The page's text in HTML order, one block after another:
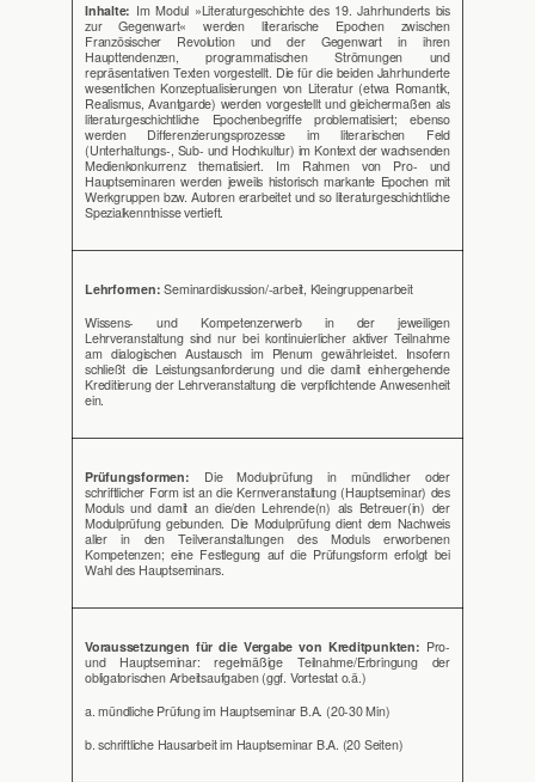
Inhalte: Im Modul »Literaturgeschichte des 19. Jahrhunderts bis
zur Gegenwart« werden literarische Epochen zwischen
Französischer Revolution und der Gegenwart in ihren
Haupttendenzen, programmatischen Strömungen und
repräsentativen Texten vorgestellt. Die für die beiden Jahrhunderte
wesentlichen Konzeptualisierungen von Literatur (etwa Romantik,
Realismus, Avantgarde) werden vorgestellt und gleichermaßen als
literaturgeschichtliche Epochenbegriffe problematisiert; ebenso
werden Differenzierungsprozesse im literarischen Feld
(Unterhaltungs-, Sub- und Hochkultur) im Kontext der wachsenden
Medienkonkurrenz thematisiert. Im Rahmen von Pro- und
Hauptseminaren werden jeweils historisch markante Epochen mit
Werkgruppen bzw. Autoren erarbeitet und so literaturgeschichtliche
Spezialkenntnisse vertieft.
Lehrformen:Seminardiskussion/-arbeit, Kleingruppenarbeit
Wissens- und Kompetenzerwerb in der jeweiligen
Lehrveranstaltung sind nur bei kontinuierlicher aktiver Teilnahme
am dialogischen Austausch im Plenum gewährleistet. Insofern
schließt die Leistungsanforderung und die damit einhergehende
Kreditierung der Lehrveranstaltung die verpflichtende Anwesenheit
ein.
Prüfungsformen: Die Modulprüfung in mündlicher oder
schriftlicher Form ist an die Kernveranstaltung (Hauptseminar) des
Moduls und damit an die/den Lehrende(n) als Betreuer(in) der
Modulprüfung gebunden. Die Modulprüfung dient dem Nachweis
aller in den Teilveranstaltungen des Moduls erworbenen
Kompetenzen; eine Festlegung auf die Prüfungsform erfolgt bei
Wahl des Hauptseminars.
Voraussetzungen für die Vergabe von Kreditpunkten: Pro-
und Hauptseminar: regelmäßige Teilnahme/Erbringung der
obligatorischen Arbeitsaufgaben (ggf. Vortestat o.ä.)
a. mündliche Prüfung im Hauptseminar B.A. (20-30 Min)
b. schriftliche Hausarbeit im Hauptseminar B.A. (20 Seiten)